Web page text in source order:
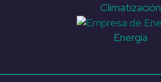
Climatización
Energía